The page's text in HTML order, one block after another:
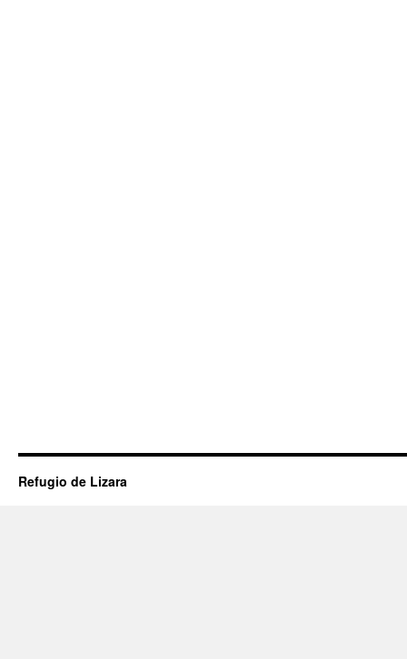
Refugio de Lizara